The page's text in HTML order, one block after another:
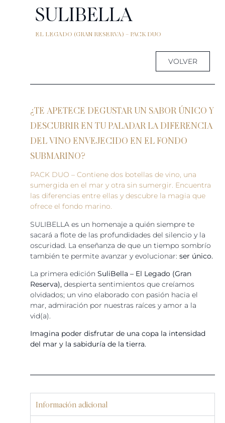
SULIBELLA
EL LEGADO (GRAN RESERVA) – PACK DUO
VOLVER
¿TE APETECE DEGUSTAR UN SABOR ÚNICO Y
DESCUBRIR EN TU PALADAR LA DIFERENCIA
DEL VINO ENVEJECIDO EN EL FONDO
SUBMARINO?
PACK DUO – Contiene dos botellas de vino, una
sumergida en el mar y otra sin sumergir. Encuentra
las diferencias entre ellas y descubre la magia que
ofrece el fondo marino.
SULIBELLA es un homenaje a quién siempre te
sacará a flote de las profundidades del silencio y la
oscuridad. La enseñanza de que un tiempo sombrío
también te permite avanzar y evolucionar: ser único.
La primera edición SuliBella – El Legado (Gran
Reserva), despierta sentimientos que creíamos
olvidados; un vino elaborado con pasión hacia el
mar, admiración por nuestras raíces y amor a la
vid(a).
Imagina poder disfrutar de una copa la intensidad
del mar y la sabiduría de la tierra.
Información adicional